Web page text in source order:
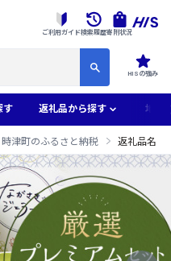
HISの強み
ご利用ガイド検索履歴寄附状況
す 返礼品から探す 地域
時津町のふるさと納税 返礼品名